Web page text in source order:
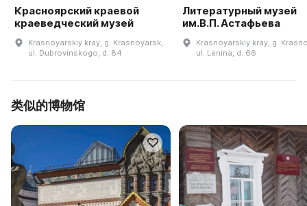
Красноярский краевой
краеведческий музей
Krasnoyarskiy kray, g. Krasnoyarsk,
ul. Dubrovinskogo, d. 84
Литературный музей
им.В.П. Астафьева
Krasnoyarskiy kray, g.
ul. Lenina, d. 66
类似的博物馆